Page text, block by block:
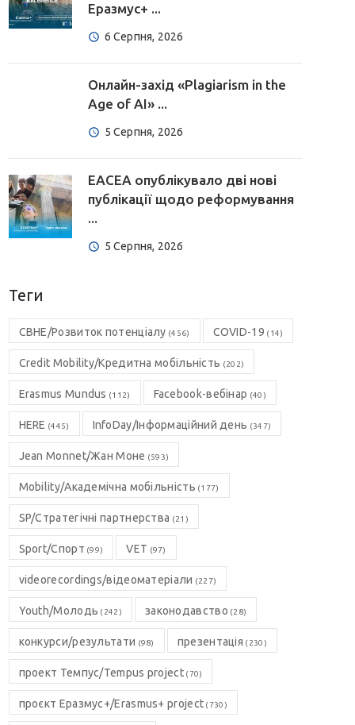
Еразмус+ ...
6 Серпня, 2026
Онлайн-захід «Plagiarism in the
Age of AI» ...
5 Серпня, 2026
EACEA опублікувало дві нові
публікації щодо реформування
...
5 Серпня, 2026
Теги
CBHE/Розвиток потенціалу (456) COVID-19 (14)
Credit Mobility/Кредитна мобільність (202)
Erasmus Mundus (112) Facebook-вебінар (40)
HERE (445) InfoDay/Інформаційний день (347)
Jean Monnet/Жан Моне (593)
Mobility/Академічна мобільність (177)
SP/Стратегічні партнерства (21)
Sport/Спорт (99) VET (97)
videorecordings/відеоматеріали (227)
Youth/Молодь (242) законодавство (28)
конкурси/результати (98) презентація (230)
проект Темпус/Tempus project(70)
проєкт Еразмус+/Erasmus+ project (730)